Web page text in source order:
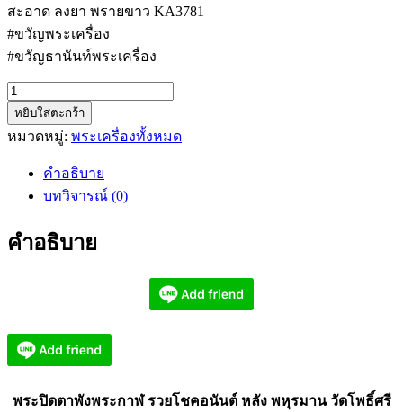
สะอาด ลงยา พรายขาว KA3781
#ขวัญพระเครื่อง
#ขวัญธานันท์พระเครื่อง
จำนวน
พระ
ปิด
รวย
โพธิ์
ศรี
KA3781
หยิบใส่ตะกร้า
หมวดหมู่: พระเครื่องทั้งหมด
คำอธิบาย
บทวิจารณ์ (0)
คำอธิบาย
พระปิดตาพังพระกาฬ รวยโชคอนันต์ หลัง พหุรมาน วัดโพธิ์ศรี